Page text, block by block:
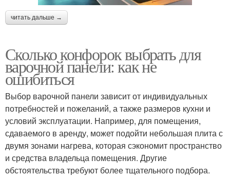
читать дальше →
Сколько конфорок выбрать для
варочной панели: как не
ошибиться
Выбор варочной панели зависит от индивидуальных
потребностей и пожеланий, а также размеров кухни и
условий эксплуатации. Например, для помещения,
сдаваемого в аренду, может подойти небольшая плита с
двумя зонами нагрева, которая сэкономит пространство
и средства владельца помещения. Другие
обстоятельства требуют более тщательного подбора.